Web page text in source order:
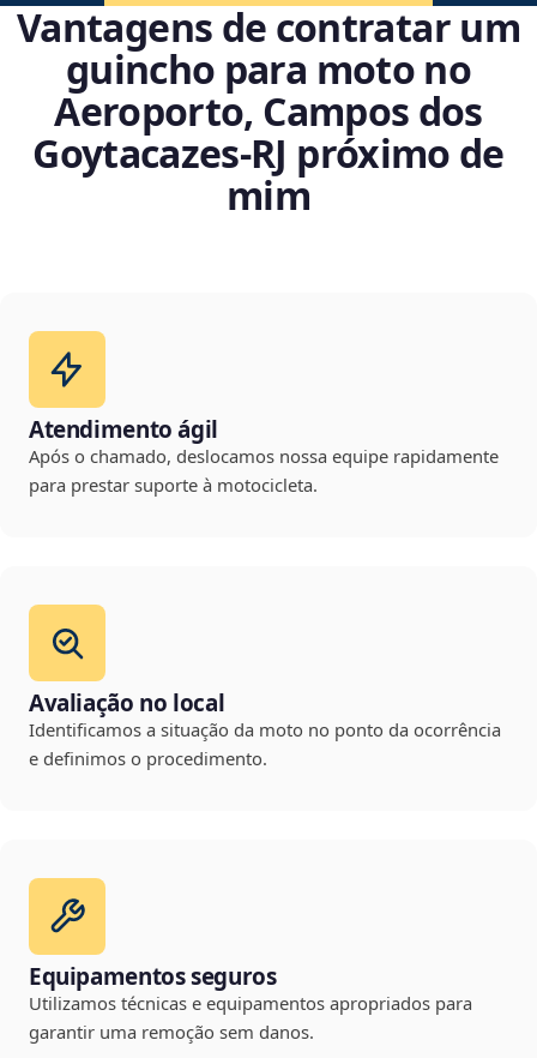
Vantagens de contratar um
guincho para moto no
Aeroporto, Campos dos
Goytacazes‑RJ próximo de
mim
Atendimento ágil
Após o chamado, deslocamos nossa equipe rapidamente
para prestar suporte à motocicleta.
Avaliação no local
Identificamos a situação da moto no ponto da ocorrência
e definimos o procedimento.
Equipamentos seguros
Utilizamos técnicas e equipamentos apropriados para
garantir uma remoção sem danos.